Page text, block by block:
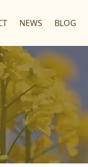
NEWS BLOG